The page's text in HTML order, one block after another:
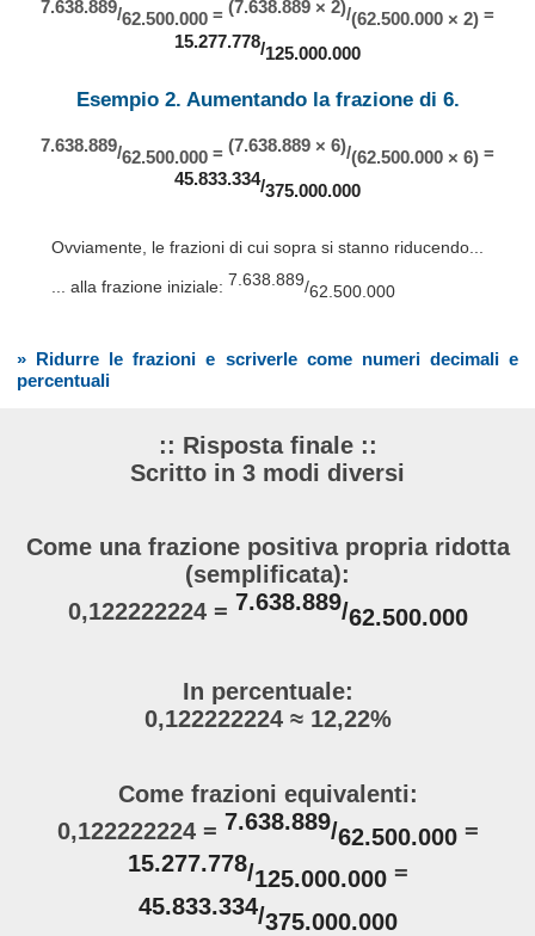
7.638.889/62.500.000 = (7.638.889 × 2)/(62.500.000 × 2) =
15.277.778/125.000.000
Esempio 2. Aumentando la frazione di 6.
7.638.889/62.500.000 = (7.638.889 × 6)/(62.500.000 × 6) =
45.833.334/375.000.000
Ovviamente, le frazioni di cui sopra si stanno riducendo...
... alla frazione iniziale: 7.638.889/62.500.000
» Ridurre le frazioni e scriverle come numeri decimali e
percentuali
:: Risposta finale ::
Scritto in 3 modi diversi
Come una frazione positiva propria ridotta
(semplificata):
0,122222224 = 7.638.889/62.500.000
In percentuale:
0,122222224 ≈ 12,22%
Come frazioni equivalenti:
0,122222224 = 7.638.889/62.500.000=
15.277.778/125.000.000=
45.833.334/375.000.000